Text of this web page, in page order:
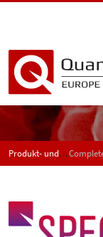
Produkt- und Anwendungsneuigkeiten - SPECTRUM